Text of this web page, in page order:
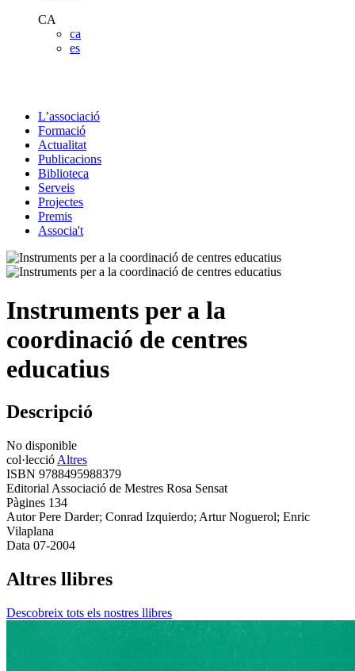
CA
ca
es
L’associació
Formació
Actualitat
Publicacions
Biblioteca
Serveis
Projectes
Premis
Associa't
Instruments per a la
coordinació de centres
educatius
Descripció
No disponible
col·lecció Altres
ISBN 9788495988379
Editorial Associació de Mestres Rosa Sensat
Pàgines 134
Autor Pere Darder; Conrad Izquierdo; Artur Noguerol; Enric
Vilaplana
Data 07-2004
Altres llibres
Descobreix tots els nostres llibres